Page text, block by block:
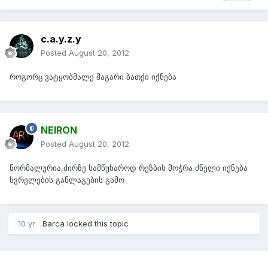
c.a.y.z.y
Posted August 20, 2012
როგორც ვატყობმალე მაგარი ბათქი იქნება
NEIRON
Posted August 20, 2012
ნორმალურია,ძირზე სამწუხაროდ რეზბის მოჭრა ძნელი იქნება
ხვრელების განლაგების გამო
10 yr Barca locked this topic